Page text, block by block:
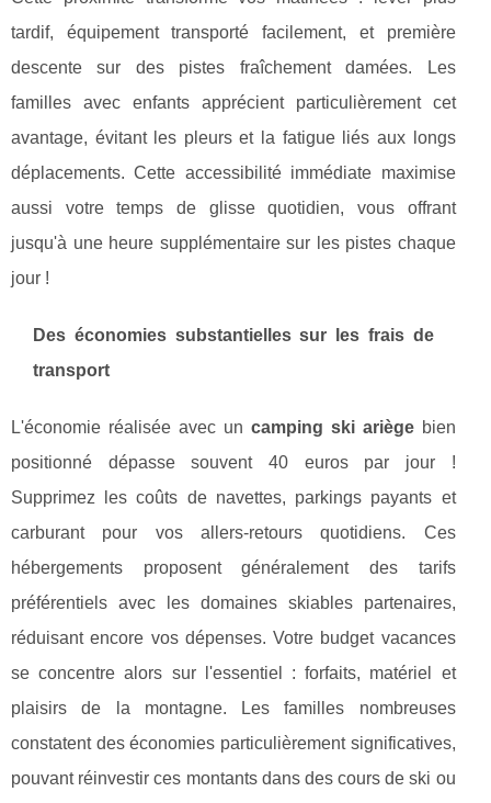
tardif, équipement transporté facilement, et première
descente sur des pistes fraîchement damées. Les
familles avec enfants apprécient particulièrement cet
avantage, évitant les pleurs et la fatigue liés aux longs
déplacements. Cette accessibilité immédiate maximise
aussi votre temps de glisse quotidien, vous offrant
jusqu'à une heure supplémentaire sur les pistes chaque
jour !
Des économies substantielles sur les frais de
transport
L'économie réalisée avec un camping ski ariègebien
positionné dépasse souvent 40 euros par jour !
Supprimez les coûts de navettes, parkings payants et
carburant pour vos allers-retours quotidiens. Ces
hébergements proposent généralement des tarifs
préférentiels avec les domaines skiables partenaires,
réduisant encore vos dépenses. Votre budget vacances
se concentre alors sur l'essentiel : forfaits, matériel et
plaisirs de la montagne. Les familles nombreuses
constatent des économies particulièrement significatives,
pouvant réinvestir ces montants dans des cours de ski ou